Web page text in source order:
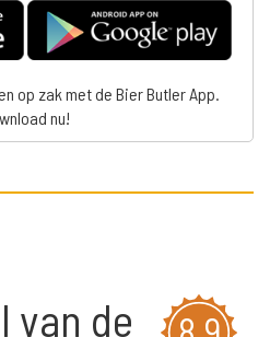
op zak met de Bier Butler App.
nu!
van de